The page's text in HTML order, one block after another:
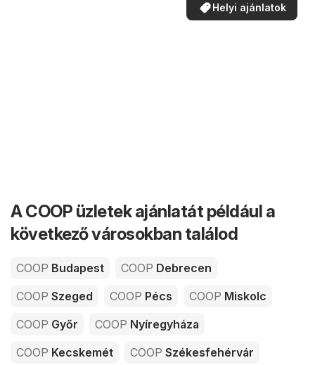
Helyi ajánlatok
A COOP üzletek ajánlatát például a
következő városokban találod
COOP Budapest COOP Debrecen
COOP Szeged COOP Pécs COOP Miskolc
COOP Győr COOP Nyíregyháza
COOP Kecskemét COOP Székesfehérvár